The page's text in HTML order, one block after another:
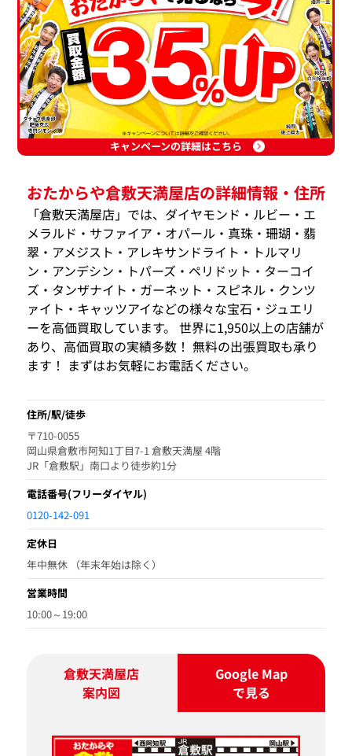
キャンペーンの詳細はこちら
おたからや倉敷天満屋店の詳細情報・住所
「倉敷天満屋店」では、ダイヤモンド・ルビー・エ
メラルド・サファイア・オパール・真珠・珊瑚・翡
翠・アメジスト・アレキサンドライト・トルマリ
ン・アンデシン・トパーズ・ペリドット・ターコイ
ズ・タンザナイト・ガーネット・スピネル・クンツ
ァイト・キャッツアイなどの様々な宝石・ジュエリ
ーを高価買取しています。 世界に1,950以上の店舗が
あり、高価買取の実績多数！ 無料の出張買取も承り
ます！ まずはお気軽にお電話ください。
住所/駅/徒歩
〒710-0055
岡山県倉敷市阿知1丁目7-1 倉敷天満屋 4階
JR「倉敷駅」南口より徒歩約1分
電話番号(フリーダイヤル)
0120-142-091
定休日
年中無休 （年末年始は除く）
営業時間
10:00～19:00
倉敷天満屋店
案内図
Google Map
で見る